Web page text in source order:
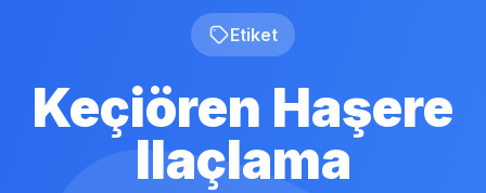
Etiket
Keçiören Haşere
Ilaçlama